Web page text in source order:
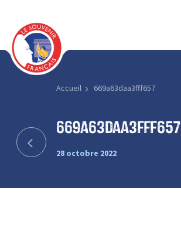
Accueil 669a63daa3fff657
669a63daa3fff657
28 octobre 2022